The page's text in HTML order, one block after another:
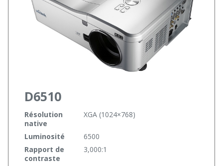
D6510
Résolution
native
XGA (1024×768)
Luminosité
6500
Rapport de
contraste
3,000:1